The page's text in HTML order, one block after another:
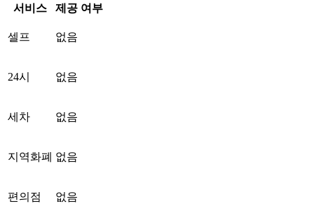
서비스 제공 여부
셀프 없음
24시 없음
세차 없음
지역화폐 없음
편의점 없음